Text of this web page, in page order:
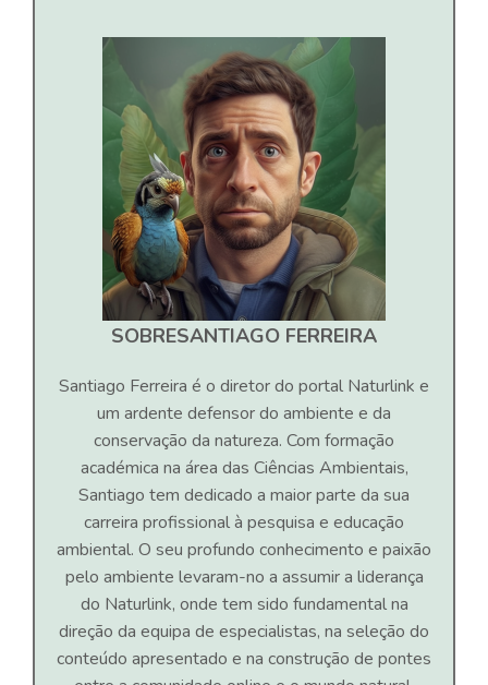
SOBRESANTIAGO FERREIRA
Santiago Ferreira é o diretor do portal Naturlink e
um ardente defensor do ambiente e da
conservação da natureza. Com formação
académica na área das Ciências Ambientais,
Santiago tem dedicado a maior parte da sua
carreira profissional à pesquisa e educação
ambiental. O seu profundo conhecimento e paixão
pelo ambiente levaram-no a assumir a liderança
do Naturlink, onde tem sido fundamental na
direção da equipa de especialistas, na seleção do
conteúdo apresentado e na construção de pontes